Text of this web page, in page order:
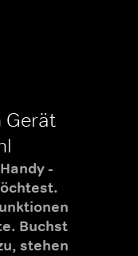
Gerät
-
Buchst
stehen